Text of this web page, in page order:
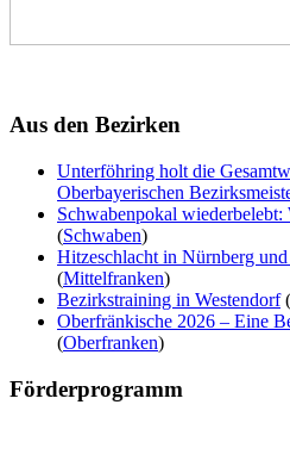
Aus den Bezirken
Unterföhring holt die
Oberbayerischen
Schwabenpokal wiederbelebt:
(Schwaben)
Hitzeschlacht in Nürnberg
(Mittelfranken)
Bezirkstraining in Westendorf (
Oberfränkische 2026 – Eine
(Oberfranken)
Förderprogramm